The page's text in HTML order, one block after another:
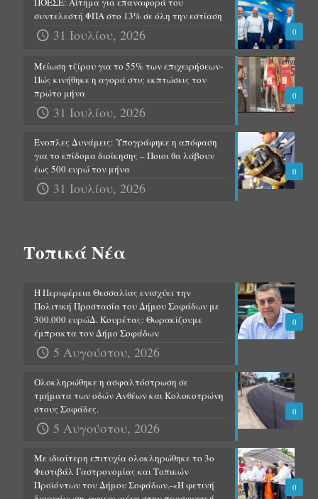
0
συντελεστή ΦΠΑ στο 13% σε όλη την εστίαση
31 Ιουλίου, 2026
0
Μείωση τζίρου για το 55% των επιχειρήσεων-
Πώς κινήθηκε η αγορά στις εκπτώσεις τον
πρώτο μήνα
31 Ιουλίου, 2026
0
Ένοπλες Δυνάμεις: Υπογράφηκε η απόφαση
για το επίδομα διοίκησης – Ποιοι θα λάβουν
έως 500 ευρώ τον μήνα
31 Ιουλίου, 2026
Τοπικά Νέα
0
Η Περιφέρεια Θεσσαλίας ενισχύει την
Πολιτική Προστασία του Δήμου Σοφάδων με
300.000 ευρώΔ. Κουρέτας: Θωρακίζουμε
έμπρακτα τον Δήμο Σοφάδων
5 Αυγούστου, 2026
0
Ολοκληρώθηκε η ασφαλτόστρωση σε
τμήματα των οδών Ανθέων και Κολοκοτρώνη
στους Σοφάδες.
5 Αυγούστου, 2026
0
Με ιδιαίτερη επιτυχία ολοκληρώθηκε το 3ο
Φεστιβάλ Γαστρονομίας και Τοπικών
Προϊόντων του Δήμου Σοφάδων.-«Η φετινή